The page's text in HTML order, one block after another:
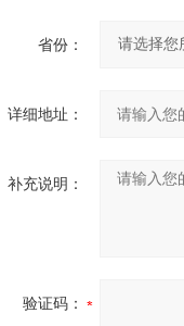
省份：
详细地址：
补充说明：
验证码：